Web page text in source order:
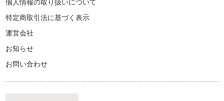
個人情報の取り扱いについて
特定商取引法に基づく表示
運営会社
お知らせ
お問い合わせ